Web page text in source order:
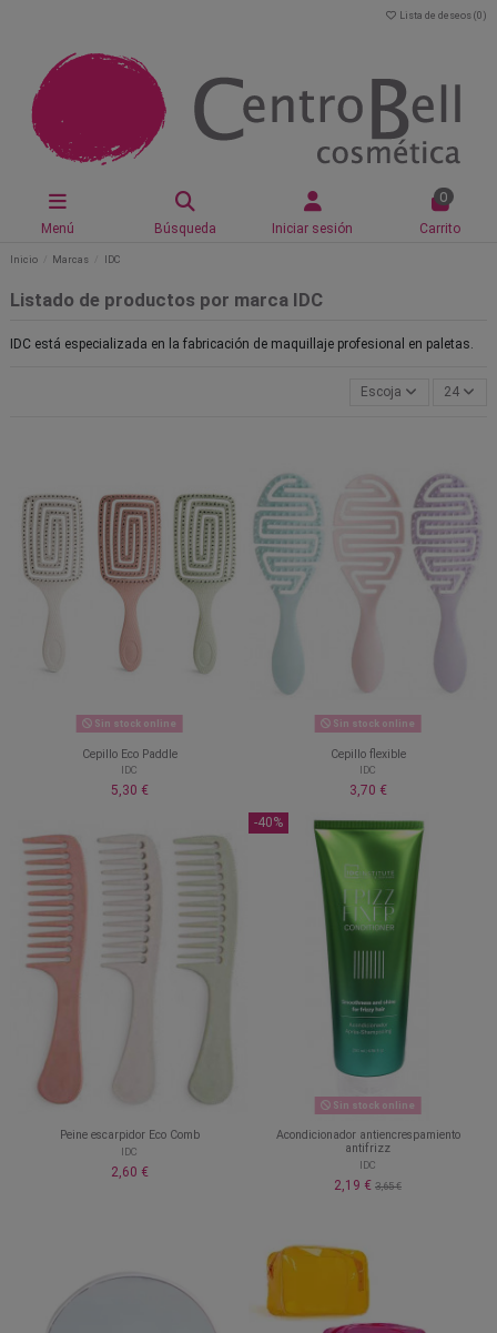
Lista de deseos (0 )
Menú Búsqueda Iniciar sesión
0
Carrito
Inicio Marcas IDC
Listado de productos por marca IDC
IDC está especializada en la fabricación de maquillaje profesional en paletas.
Escoja 24
Sin stock online
Cepillo Eco Paddle
IDC
5,30 €
Sin stock online
Cepillo flexible
IDC
3,70 €
Peine escarpidor Eco Comb
IDC
2,60 €
-40%
Sin stock online
Acondicionador antiencrespamiento
antifrizz
IDC
2,19 € 3,65 €